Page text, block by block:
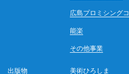
広島プロミシング
能楽
その他事業
出版物 美術ひろしま